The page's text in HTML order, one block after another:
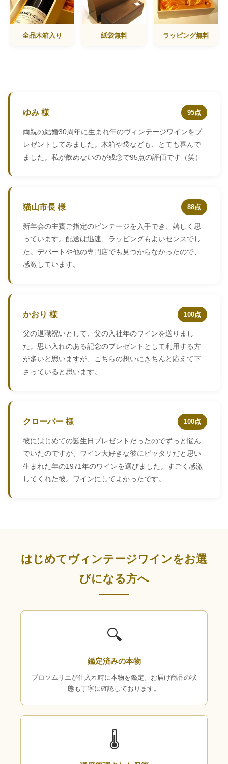
全品木箱入り 紙袋無料 ラッピング無料
ゆみ 様 95点
両親の結婚30周年に生まれ年のヴィンテージワインをプ
レゼントしてみました。木箱や袋なども、とても喜んで
ました。私が飲めないのが残念で95点の評価です（笑）
猫山市長 様 88点
新年会の主賓ご指定のビンテージを入手でき、嬉しく思
っています。配送は迅速、ラッピングもよいセンスでし
た。デパートや他の専門店でも見つからなかったので、
感激しています。
かおり 様 100点
父の退職祝いとして、父の入社年のワインを送りまし
た。思い入れのある記念のプレゼントとして利用する方
が多いと思いますが、こちらの想いにきちんと応えて下
さっていると思います。
クローバー 様 100点
彼にはじめての誕生日プレゼントだったのでずっと悩ん
でいたのですが、ワイン大好きな彼にピッタリだと思い
生まれた年の1971年のワインを選びました。すごく感激
してくれた彼。ワインにしてよかったです。
はじめてヴィンテージワインをお選
びになる方へ
🔍
鑑定済みの本物
プロソムリエが仕入れ時に本物を鑑定。お届け商品の状
態も丁寧に確認しております。
🌡